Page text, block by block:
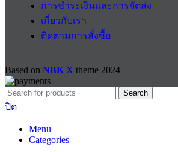
การชำระเงินและการจัดส่ง
เกี่ยวกับเรา
ติดตามการสั่งซื้อ
Based on NBK X theme 2024
Search
ปิด
Menu
Categories